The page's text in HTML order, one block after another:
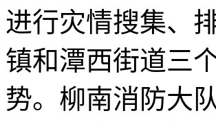
进行灾情搜集、
镇和潭西街道三
势。柳南消防大